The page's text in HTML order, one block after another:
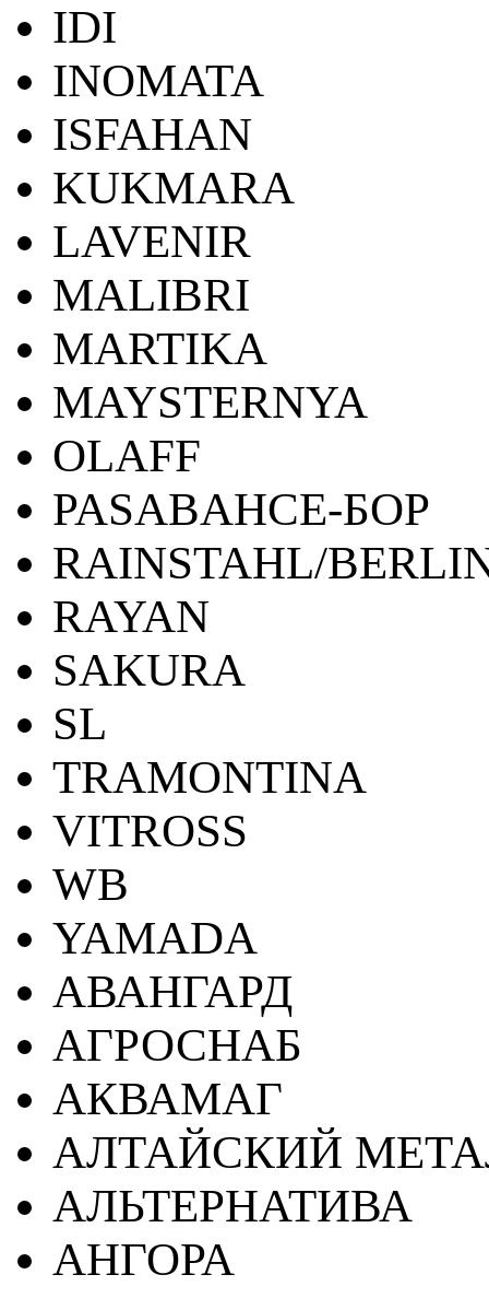
IDI
INOMATA
ISFAHAN
KUKMARA
LAVENIR
MALIBRI
MARTIKA
MAYSTERNYA
OLAFF
PASABAHCE-БОР
RAINSTAHL/
RAYAN
SAKURA
SL
TRAMONTINA
VITROSS
WB
YAMADA
АВАНГАРД
АГРОСНАБ
АКВАМАГ
АЛТАЙСКИЙ
АЛЬТЕРНАТИВА
АНГОРА